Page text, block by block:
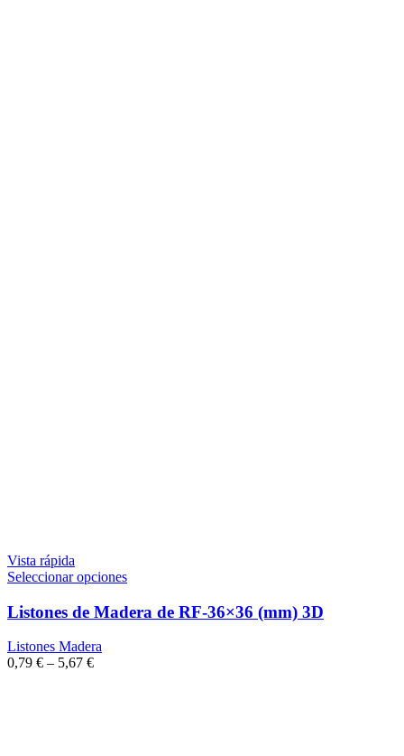
Vista rápida
Seleccionar opciones
Listones de Madera de RF-36×36 (mm) 3D
Listones Madera
0,79 € – 5,67 €